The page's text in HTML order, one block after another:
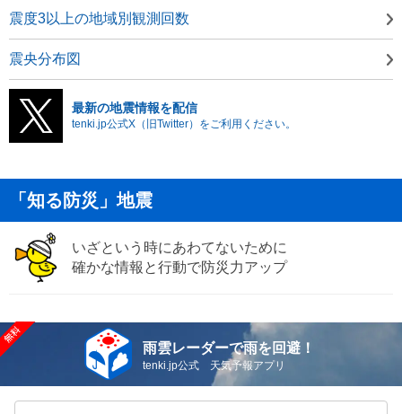
震度3以上の地域別観測回数
震央分布図
最新の地震情報を配信
tenki.jp公式X（旧Twitter）をご利用ください。
「知る防災」地震
いざという時にあわてないために
確かな情報と行動で防災力アップ
雨雲レーダーで雨を回避！
tenki.jp公式 天気予報アプリ